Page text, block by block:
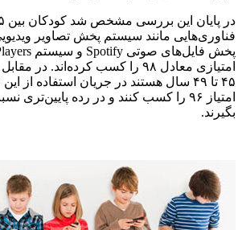
امتیازی معادل ۹۸ را کسب کرده‌اند.
۴۵ تا ۴۹ سال هستند در جریان استفاده از
امتیاز ۹۶ را کسب کنند و در رده
بگیرند.